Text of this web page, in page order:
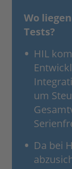
Wo
Tests?
HIL
um
Da bei